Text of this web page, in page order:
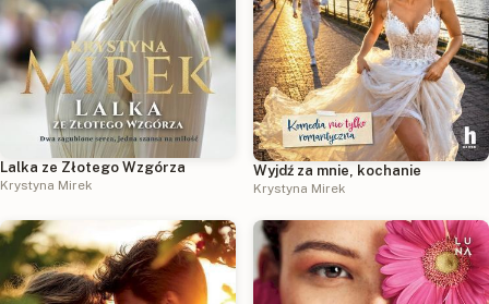
Lalka ze Złotego Wzgórza
Krystyna Mirek
Wyjdź za mnie, kochanie
Krystyna Mirek